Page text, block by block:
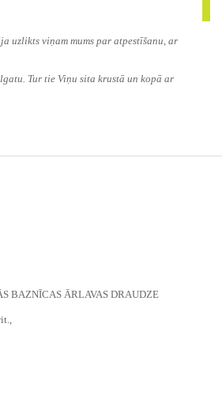
uzlikts viņam mums par atpestīšanu, ar
Tur tie Viņu sita krustā un kopā ar
BAZNĪCAS ĀRLAVAS DRAUDZE